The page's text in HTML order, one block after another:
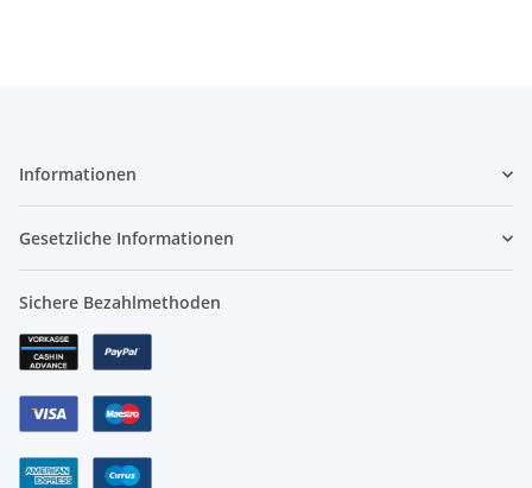
Informationen
Gesetzliche Informationen
Sichere Bezahlmethoden